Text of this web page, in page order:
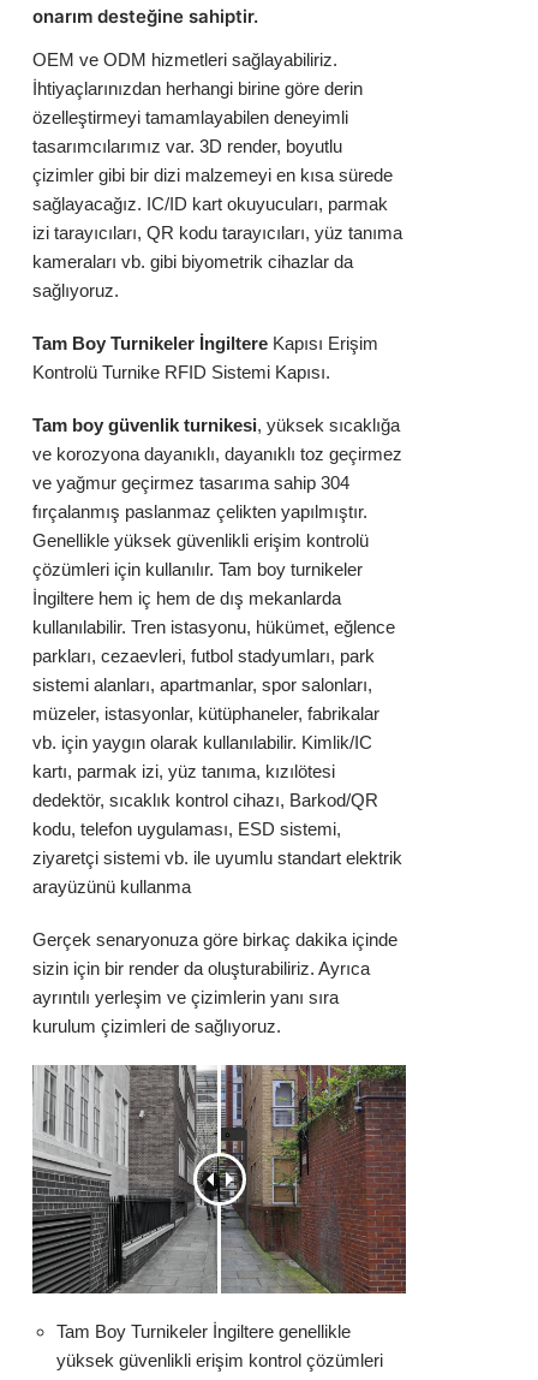
onarım desteğine sahiptir.
OEM ve ODM hizmetleri sağlayabiliriz.
İhtiyaçlarınızdan herhangi birine göre derin
özelleştirmeyi tamamlayabilen deneyimli
tasarımcılarımız var. 3D render, boyutlu
çizimler gibi bir dizi malzemeyi en kısa sürede
sağlayacağız. IC/ID kart okuyucuları, parmak
izi tarayıcıları, QR kodu tarayıcıları, yüz tanıma
kameraları vb. gibi biyometrik cihazlar da
sağlıyoruz.
Tam Boy Turnikeler İngiltere Kapısı Erişim
Kontrolü Turnike RFID Sistemi Kapısı.
Tam boy güvenlik turnikesi, yüksek sıcaklığa
ve korozyona dayanıklı, dayanıklı toz geçirmez
ve yağmur geçirmez tasarıma sahip 304
fırçalanmış paslanmaz çelikten yapılmıştır.
Genellikle yüksek güvenlikli erişim kontrolü
çözümleri için kullanılır. Tam boy turnikeler
İngiltere hem iç hem de dış mekanlarda
kullanılabilir. Tren istasyonu, hükümet, eğlence
parkları, cezaevleri, futbol stadyumları, park
sistemi alanları, apartmanlar, spor salonları,
müzeler, istasyonlar, kütüphaneler, fabrikalar
vb. için yaygın olarak kullanılabilir. Kimlik/IC
kartı, parmak izi, yüz tanıma, kızılötesi
dedektör, sıcaklık kontrol cihazı, Barkod/QR
kodu, telefon uygulaması, ESD sistemi,
ziyaretçi sistemi vb. ile uyumlu standart elektrik
arayüzünü kullanma
Gerçek senaryonuza göre birkaç dakika içinde
sizin için bir render da oluşturabiliriz. Ayrıca
ayrıntılı yerleşim ve çizimlerin yanı sıra
kurulum çizimleri de sağlıyoruz.
Tam Boy Turnikeler İngiltere genellikle
yüksek güvenlikli erişim kontrol çözümleri